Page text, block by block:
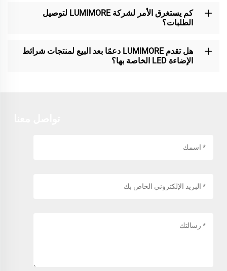
كم يستغرق الأمر لشركة LUMIMORE لتوصيل
الطلبات؟
هل تقدم LUMIMORE دعمًا بعد البيع لمنتجات شرائط
الإضاءة LED الخاصة بها؟